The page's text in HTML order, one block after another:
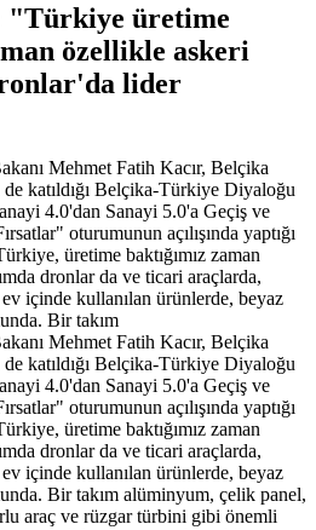
"Türkiye üretime
özellikle askeri
lider
Mehmet Fatih Kacır, Belçika
katıldığı Belçika-Türkiye Diyaloğu
4.0'dan Sanayi 5.0'a Geçiş ve
oturumunun açılışında yaptığı
üretime baktığımız zaman
dronlar da ve ticari araçlarda,
içinde kullanılan ürünlerde, beyaz
Bir takım
noktasındaki ileriye attığımız bu adımlar bizim için de endüstrimizi daha akıllı, daha yeşil ve daha rekabetçi bir geleceğe taşımamızı sağlıyor" dedi."Biz gerekli dijital ekonomi için gereken tüm teknolojileri ve destekleri sağlamak istiyoruz"Endüstriyel dönüşümün çok kapsamlı bir gündem olduğunu ve bugünden teknolojiyi, yatırımı, altyapıları ve kurumsal kılavuzları bir araya getirdiğini aktaran Bakan Kacır, şunları söyledi:"Bizim buradaki hedefimiz şirketleri sadece farkında olmaktan çıkarıp eylem planına geçirebilmek, adım atmalarını sağlamak, teknolojik gelişmelerini desteklemek ve tabii ki hem verimli hem de rekabet avantajına sahip bir biçimde çalışmalarını sağlamak. Bu anlamda planımız birtakım öncelikli alanlar belirlemek ve kapsamlı bir şekilde tercihen destek alacak biçimde performansı artırmak. Hit 30'un yanı sıra ki bu zaten ölçek noktasına bakacak olursanız en geniş ölçekli ülkemizdeki program, bir destek programı sunmak, destek paketi sunmak; veri merkezleri, kuantum altyapıları, yapay zeka ve robotik gibi alanlarda bu destekleri sağlamak. Çünkü bizim için dijital dönüşüm sadece ileri seviye teknoloji, modern altyapılar ya da yeni yatırım programları demek değil; aynı zamanda insanlarla da ilgili bu program. Türkiye bu anlamda şu taahhütte bulunuyor: Biz gerekli dijital ekonomi için gereken tüm teknolojileri ve destekleri sağlamak istiyoruz. Bu alanda hem tüm paydaşlar için de şunu söyleyebiliriz; zaten MEXT bu teknolojik ilerlemeyi önemli bir merkez halinde destekliyor. Çünkü az önce de söylendiği gibi sürekli olarak çeşitli teknolojilere bağlı olan eğitim programları sağlıyorlar. Biz de çeşitli teknolojik yetkinlikleri artırmak için girişimcilik, inovasyon ve buna benzer çeşitli eğitimleri destekliyoruz.""Bunlar bize Avrupa Birliği'nde sürdürülebilir büyüme ve endüstriyel rekabet noktasında ortağı olmamızı sağlıyor"Türkiye'nin teknolojinin gelişimine katkıda bulunmak için çeşitli dinamik altyapıları olduğunun altını çizen Kacır, "Yatırımlarımızı da gençlerin hands-on deneyimlerini robotik, yapay zeka, aerospace, ileri üretim ve yeşil teknolojilerde öğrenecek eğitimlerini sağlamaya çalışıyoruz. Bu gibi planlar ve programlar ve aynı zamanda teknoloji festivalleri yapıyoruz. Yine amiral gemisi platformumuzu biliyorsunuz zaten. Bu anlamda ulus ölçeğinde gençlere ilham verecek ve onların yenilikler yapacak, girişimlerde bulunacak ve fikirlerini gerçek dünyaya uyarlanabilir çözümlere uyaracak noktada desteklerimizi sağlıyoruz. Bugün dijitalleşmenin gerektirdiği her şey biliyorsunuz ki sınır ötesine geçecek bir vizyon gerektirir ve biz de tam olarak bunu yapıyoruz. Ama bu tek başına yeterli değil; aynı zamanda ortaklıklara da ihtiyacımız var. Avrupa Birliği'ne üye adayı olan Türkiye'nin bu anlamda pek çok destek çalışması var. Özellikle toplam bütçesi 822 milyon Euro'yu bulan 105'in üzerinde projesi var. Bunlar bizim inovasyon kapasitelerimizi ve altyapılarımızı kuvvetlendirmekle kalmıyor, aynı zamanda Avrupa Birliği'nde sürdürülebilir büyüme ve endüstriyel rekabet noktasında ortağı olmamızı sağlıyor. Burada yaptığımız çalışmalar iş birliklerimizi de aslında kuvvetlendiriyor. 981 milyon Euro'luk portföyümüzle ki Türkiye'de bunlar geliştirildi, yalnızca ulusal olarak Ar-Ge kapasitelerimizi kuvvetlendirmekle kalmıyoruz, aynı zamanda Avrupa'nın da rekabetçi bir biçimde teknolojilerine destek oluyoruz. 2023'teki programın başlangıcından beri üniversiteler, yatırımcılarımız, girişimcilerimiz ve kamu kurumlarımız özellikle önemli Avrupa yatırım altyapılarına erişim sağlamış oldular" değerlendirmesinde bulundu."Türkiye'nin yeni nesildeki, yeni jenerasyondaki endüstriyel büyümesini ve rekabetçi yapay zeka çözümleri kullanmasını gerçekleştireceğiz"Bakan Kacır, "Türkiye'de biliyorsunuz MEXT gibi Avrupalı birtakım teknoloji merkezleri var ve sağladıkları destekle sanayilerimizin ve KOBİ'lerimizin teknolojik dönüşümlerini de desteklemiş oluyorlar. Bütün bunlar şunu yansıtıyor: Türkiye dijital dönüşümde çok önemli bir rol oynuyor, aynı zamanda endüstrinin rekabet avantajı sağlanmasına, endüstride rekabet avantajı sağlamaya destek oluyor. Yine yapay zekanın buradaki önemini yadsıyamayız. Türkiye yapay zekaya çeşitli açılardan yaklaşıyor; hem azimli bir şekilde hem de sorumlu bir şekilde. Burada teknolojik kapasitelerimizi ve yetkinliklerimizi kullanırken yapay zekanın insanlara hizmet ettiğinin farkında olarak ekonomimize de yardımcı olacak bir şekilde kullanılacağını öngörüyoruz. Tabii bunu da sorumlu ve güvenli bir şekilde yapıyoruz. Bu noktada yüksek performans gösteren bu teknolojik teknolojileri özel sektör, üniversite ve araştırmacılarla birlikte geliştiriyoruz. 150 milyonluk bir VC girişimimiz oldu ve bu şekilde de küresel piyasalarda artık rekabet etmeye hazırız. 10 milyar doların üzerinde yatırım yaptık veri merkezlerine 2023 yılında. Bu şekilde de altyapılarımızı kuvvetlendirerek Türkiye'nin yeni nesildeki, yeni jenerasyondaki endüstriyel büyümesini ve rekabetçi yapay zeka çözümleri kullanmasını gerçekleştireceğiz. Yakında yapay zekayla ilgili bir eylem planımız daha ortaya çıkacak, bu şekilde de ülkemizin yapay zeka ekosisteminde önemli bir rol oynamaya başladığını görebileceğiz. Yapay zekayı ülkemiz için bir fırsata dönüştürmek ve ekonomik ortaklıkları bu şekilde kurmak bizim için gerçekten büyük değer taşıyor. Bu noktada gerçekten temel düzeyde Large Language Modelleri, büyük dil modelleri ve çok büyük ölçekli veri merkezlerine ihtiyacımız var ama tek itici güçler bunlar değil. Aynı zamanda birleştirilmiş bir yapay zeka yaklaşımı ve semantik yaklaşımlara ihtiyacımız var. Çünkü bununla birlikte gelecek olan komplikasyonları şimdiden çözebilmek de katma değer oluşturmamızı sağlayacaktır" dedi."Türkiye'nin ihracatının yüzde 43'ü Avrupa Birliği'ne giderken, ithalatın yüzde 33'ü Avrupa Birliği'nden geliyor"Konuşmasının sonunda dost ülkelerle iş birliklerine de devam edeceklerini söyleyen Bakan Kacır, şöyle devam etti: "Üretimin geleceği, üretimin geleceği teknolojiye g